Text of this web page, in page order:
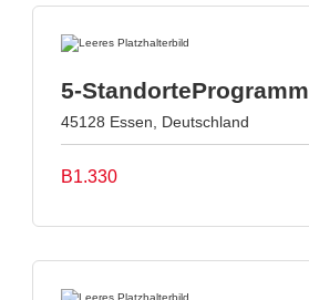
5-StandorteProgramm
45128 Essen, Deutschland
B1.330